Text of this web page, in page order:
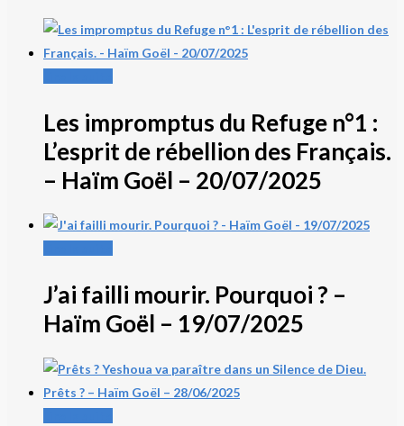
Les impromptus du Refuge n°1 :
L’esprit de rébellion des Français.
– Haïm Goël – 20/07/2025
J’ai failli mourir. Pourquoi ? –
Haïm Goël – 19/07/2025